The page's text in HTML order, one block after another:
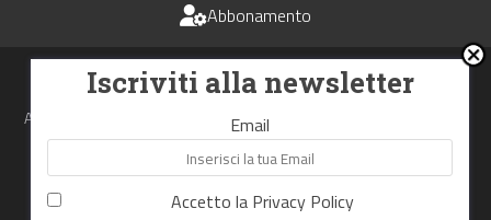
Abbonamento
Uomini e Trasporti è un periodico associato all'Unione Stampa
Periodica Italiana - USPI
Autorizzazione del Tribunale di Bologna N.4993 del 15 giugno 1982
Webdesign made inNowhere
RIPRODUZIONE RISERVATA Privacy Policy Cookie Policy
Iscriviti alla newsletter
Email
Accetto la Privacy Policy